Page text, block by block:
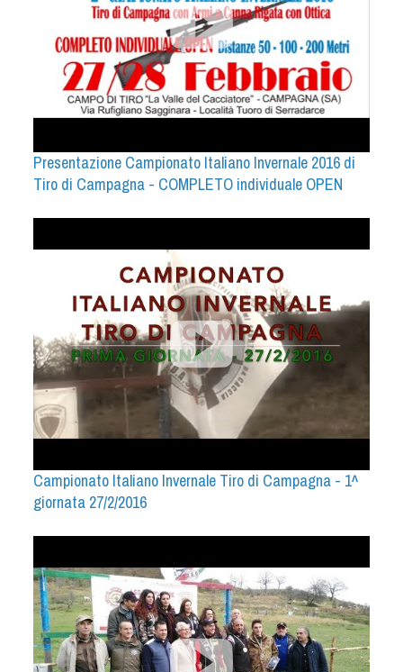
Presentazione Campionato Italiano Invernale 2016 di
Tiro di Campagna - COMPLETO individuale OPEN
Campionato Italiano Invernale Tiro di Campagna - 1^
giornata 27/2/2016
Dog Triathlon
Hoopers
Mantrailing
Nosework
Obedience
Retriever Sport
Sport acquatici
Treibball
Ipo Delta
Freestyle
Protezione civile Sportiva
Cinofilia Venatoria